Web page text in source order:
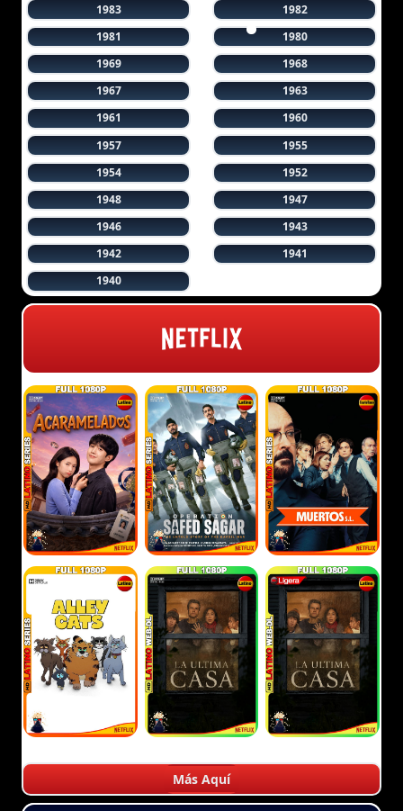
1983
1982
1981
1980
1969
1968
1967
1963
1961
1960
1957
1955
1954
1952
1948
1947
1946
1943
1942
1941
1940
Más Aquí